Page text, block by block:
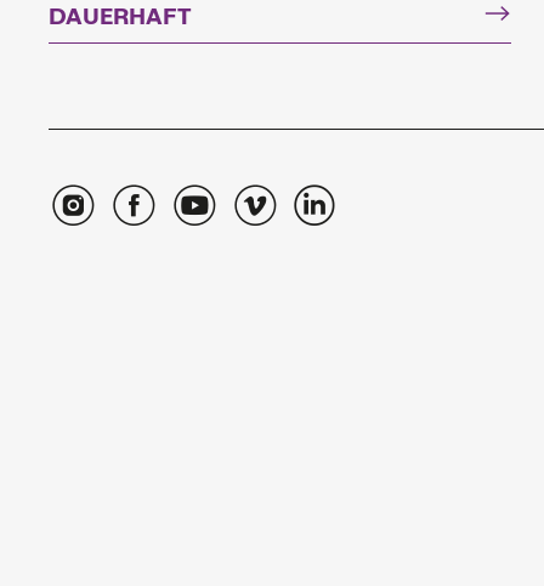
DAUERHAFT